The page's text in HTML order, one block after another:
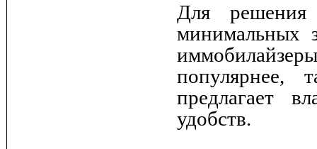
Для решения
минимальных
популярнее,
предлагает
удобств.